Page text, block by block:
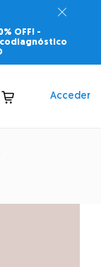
OFF! -
Acceder